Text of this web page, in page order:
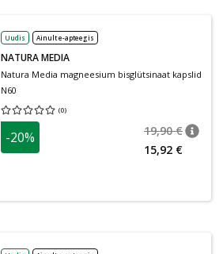
Uudis Ainult e-apteegis
NATURA MEDIA
Natura Media magneesium bisglütsinaat kapslid
N60
(0)
Keskmine hinnang 0.00
-20% 19,90 €
15,92 €